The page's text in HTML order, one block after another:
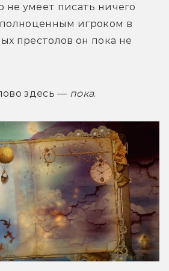
не умеет писать ничего
игроком в
престолов он пока не
здесь — пока.